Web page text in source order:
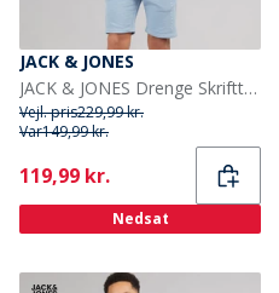
JACK & JONES
JACK & JONES Drenge Skrifttype T-shirt Og Shorts Sæt Ashley Blue
Vejl. pris229,99 kr.
Var149,99 kr.
Current
119,99 kr.
Nedsat